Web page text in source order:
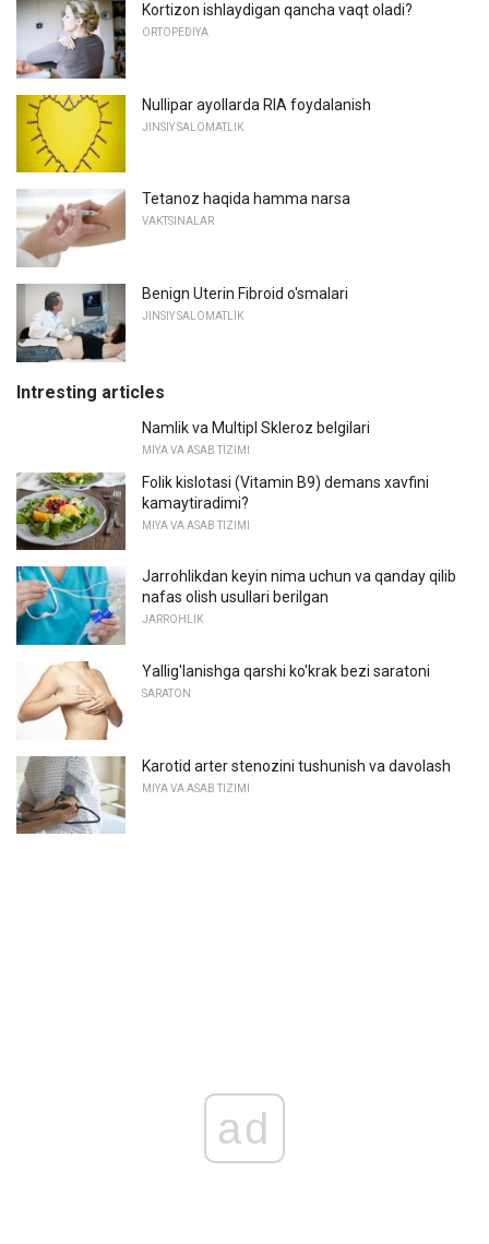
Kortizon ishlaydigan qancha vaqt oladi?
ORTOPEDIYA
Nullipar ayollarda RIA foydalanish
JINSIY SALOMATLIK
Tetanoz haqida hamma narsa
VAKTSINALAR
Benign Uterin Fibroid o'smalari
JINSIY SALOMATLIK
Intresting articles
Namlik va Multipl Skleroz belgilari
MIYA VA ASAB TIZIMI
Folik kislotasi (Vitamin B9) demans xavfini
kamaytiradimi?
MIYA VA ASAB TIZIMI
Jarrohlikdan keyin nima uchun va qanday qilib
nafas olish usullari berilgan
JARROHLIK
Yallig'lanishga qarshi ko'krak bezi saratoni
SARATON
Karotid arter stenozini tushunish va davolash
MIYA VA ASAB TIZIMI
ad